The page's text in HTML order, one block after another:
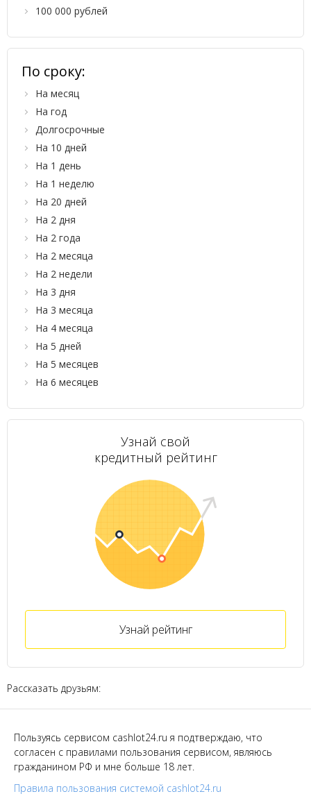
100 000 рублей
По сроку:
На месяц
На год
Долгосрочные
На 10 дней
На 1 день
На 1 неделю
На 20 дней
На 2 дня
На 2 года
На 2 месяца
На 2 недели
На 3 дня
На 3 месяца
На 4 месяца
На 5 дней
На 5 месяцев
На 6 месяцев
Узнай свой
кредитный рейтинг
Узнай рейтинг
Рассказать друзьям:
Пользуясь сервисом cashlot24.ru я подтверждаю, что
согласен с правилами пользования сервисом, являюсь
гражданином РФ и мне больше 18 лет.
Правила пользования системой cashlot24.ru